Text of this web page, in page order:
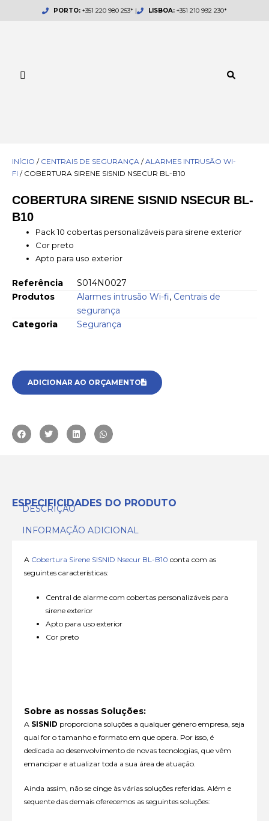
PORTO: +351 220 980 253* | LISBOA:+351 210 992 230*
INÍCIO / CENTRAIS DE SEGURANÇA /ALARMES INTRUSÃO WI-
FI / COBERTURA SIRENE SISNID NSECUR BL-B10
COBERTURA SIRENE SISNID NSECUR BL-
B10
Pack 10 cobertas personalizáveis para sirene exterior
Cor preto
Apto para uso exterior
Referência
S014N0027
Produtos
Alarmes intrusão Wi-fi, Centrais de
segurança
Categoria
Segurança
ADICIONAR AO ORÇAMENTO
ESPECIFICIDADES DO PRODUTO
DESCRIÇÃO
INFORMAÇÃO ADICIONAL
A Cobertura Sirene SISNID Nsecur BL-B10 conta com as
seguintes características:
Central de alarme com cobertas personalizáveis para
sirene exterior
Apto para uso exterior
Cor preto
Sobre as nossas Soluções:
A SISNID proporciona soluções a qualquer género empresa, seja
qual for o tamanho e formato em que opera. Por isso, é
dedicada ao desenvolvimento de novas tecnologias, que vêm
emancipar e atualizar toda a sua área de atuação.
Ainda assim, não se cinge às várias soluções referidas. Além e
sequente das demais oferecemos as seguintes soluções: